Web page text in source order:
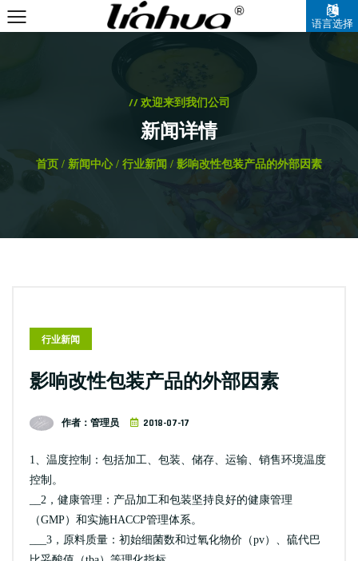
语言选择
// 欢迎来到我们公司
新闻详情
首页 / 新闻中心/ 行业新闻 / 影响改性包装产品的外部因素
行业新闻
影响改性包装产品的外部因素
作者：管理员 2018-07-17
1、温度控制：包括加工、包装、储存、运输、销售环境温度
控制。
__2，健康管理：产品加工和包装坚持良好的健康管理
（GMP）和实施HACCP管理体系。
___3，原料质量：初始细菌数和过氧化物价（pv）、硫代巴